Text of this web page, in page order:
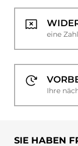
eine
Ihre
SIE HABEN